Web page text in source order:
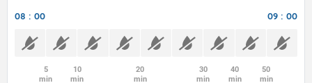
08 : 00 09 : 00
5
min
10
min
20
min
30
min
40
min
50
min